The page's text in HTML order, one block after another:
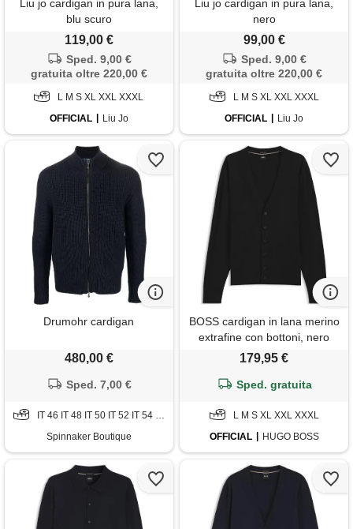
Liu jo cardigan in pura lana,
blu scuro
119,00 €
Sped. 9,00 €
gratuita oltre 220,00 €
L M S XL XXL XXXL
OFFICIAL
Liu Jo
Liu jo cardigan in pura lana,
nero
99,00 €
Sped. 9,00 €
gratuita oltre 220,00 €
L M S XL XXL XXXL
OFFICIAL
Liu Jo
Drumohr cardigan
480,00 €
Sped. 7,00 €
IT 46 IT 48 IT 50 IT 52 IT 54 IT 56 IT 58
Spinnaker Boutique
BOSS cardigan in lana merino
extrafine con bottoni, nero
179,95 €
Sped. gratuita
L M S XL XXL XXXL
OFFICIAL
HUGO BOSS